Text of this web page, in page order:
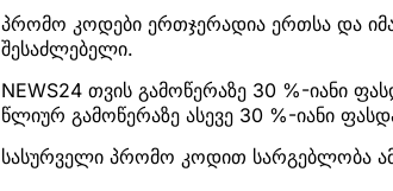
პრომო კოდები ერთჯერადია ერთსა და
შესაძლებელი.
NEWS24 თვის გამოწერაზე 30 %-იანი
წლიურ გამოწერაზე ასევე 30 %-იანი
სასურველი პრომო კოდით სარგებლობა